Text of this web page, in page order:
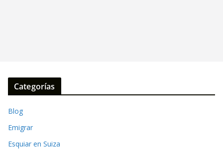
Categorías
Blog
Emigrar
Esquiar en Suiza